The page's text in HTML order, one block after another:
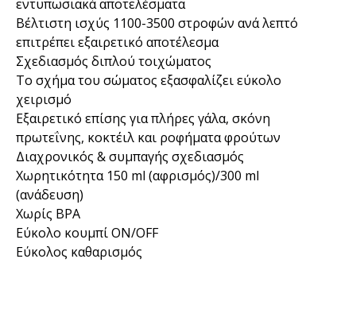
εντυπωσιακά αποτελέσματα
Βέλτιστη ισχύς 1100-3500 στροφών ανά λεπτό
επιτρέπει εξαιρετικό αποτέλεσμα
Σχεδιασμός διπλού τοιχώματος
Το σχήμα του σώματος εξασφαλίζει εύκολο
χειρισμό
Εξαιρετικό επίσης για πλήρες γάλα, σκόνη
πρωτεΐνης, κοκτέιλ και ροφήματα φρούτων
Διαχρονικός & συμπαγής σχεδιασμός
Χωρητικότητα 150 ml (αφρισμός)/300 ml
(ανάδευση)
Χωρίς BPA
Εύκολο κουμπί ON/OFF
Εύκολος καθαρισμός